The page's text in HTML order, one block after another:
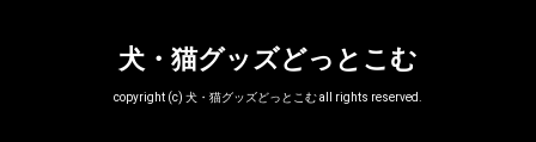
犬・猫グッズどっとこむ
copyright (c) 犬・猫グッズどっとこむ all rights reserved.